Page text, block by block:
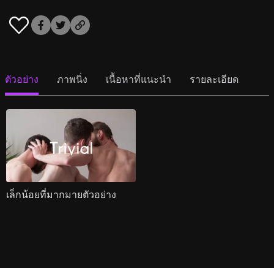
ตัวอย่าง ภาพนิ่ง เนื้อหาที่แนะนำ รายละเอียด
เล็กน้อยที่มากมายตัวอย่าง